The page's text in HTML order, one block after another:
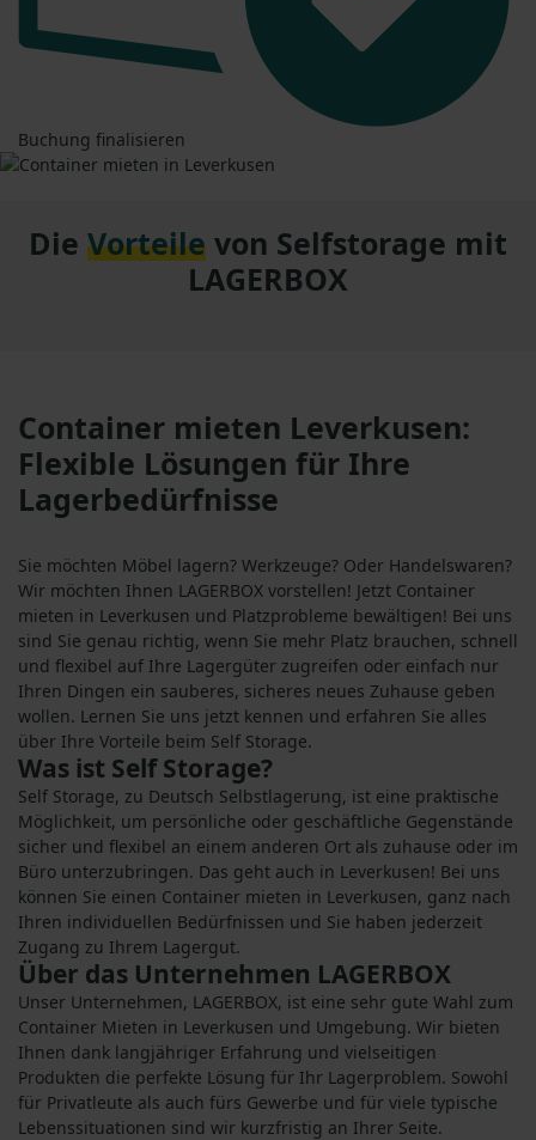
Buchung finalisieren
Die Vorteile von Selfstorage mit
LAGERBOX
Container mieten Leverkusen:
Flexible Lösungen für Ihre
Lagerbedürfnisse
Sie möchten Möbel lagern? Werkzeuge? Oder Handelswaren?
Wir möchten Ihnen LAGERBOX vorstellen! Jetzt Container
mieten in Leverkusen und Platzprobleme bewältigen! Bei uns
sind Sie genau richtig, wenn Sie mehr Platz brauchen, schnell
und flexibel auf Ihre Lagergüter zugreifen oder einfach nur
Ihren Dingen ein sauberes, sicheres neues Zuhause geben
wollen. Lernen Sie uns jetzt kennen und erfahren Sie alles
über Ihre Vorteile beim Self Storage.
Was ist Self Storage?
Self Storage, zu Deutsch Selbstlagerung, ist eine praktische
Möglichkeit, um persönliche oder geschäftliche Gegenstände
sicher und flexibel an einem anderen Ort als zuhause oder im
Büro unterzubringen. Das geht auch in Leverkusen! Bei uns
können Sie einen Container mieten in Leverkusen, ganz nach
Ihren individuellen Bedürfnissen und Sie haben jederzeit
Zugang zu Ihrem Lagergut.
Über das Unternehmen LAGERBOX
Unser Unternehmen, LAGERBOX, ist eine sehr gute Wahl zum
Container Mieten in Leverkusen und Umgebung. Wir bieten
Ihnen dank langjähriger Erfahrung und vielseitigen
Produkten die perfekte Lösung für Ihr Lagerproblem. Sowohl
für Privatleute als auch fürs Gewerbe und für viele typische
Lebenssituationen sind wir kurzfristig an Ihrer Seite.